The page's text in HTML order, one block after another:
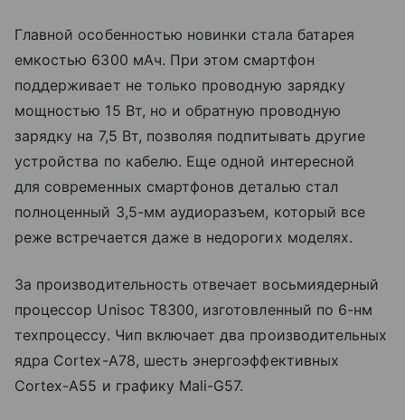
Главной особенностью новинки стала батарея
емкостью 6300 мАч. При этом смартфон
поддерживает не только проводную зарядку
мощностью 15 Вт, но и обратную проводную
зарядку на 7,5 Вт, позволяя подпитывать другие
устройства по кабелю. Еще одной интересной
для современных смартфонов деталью стал
полноценный 3,5-мм аудиоразъем, который все
реже встречается даже в недорогих моделях.
За производительность отвечает восьмиядерный
процессор Unisoc T8300, изготовленный по 6-нм
техпроцессу. Чип включает два производительных
ядра Cortex-A78, шесть энергоэффективных
Cortex-A55 и графику Mali-G57.